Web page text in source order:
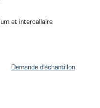
et intercallaire
Demande d'échantillon